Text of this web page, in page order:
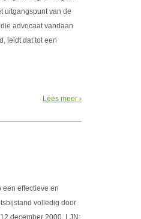
uitgangspunt van de
advocaat vandaan
leidt dat tot een
Lees meer ›
een effectieve en
volledig door
december 2000, LJN: